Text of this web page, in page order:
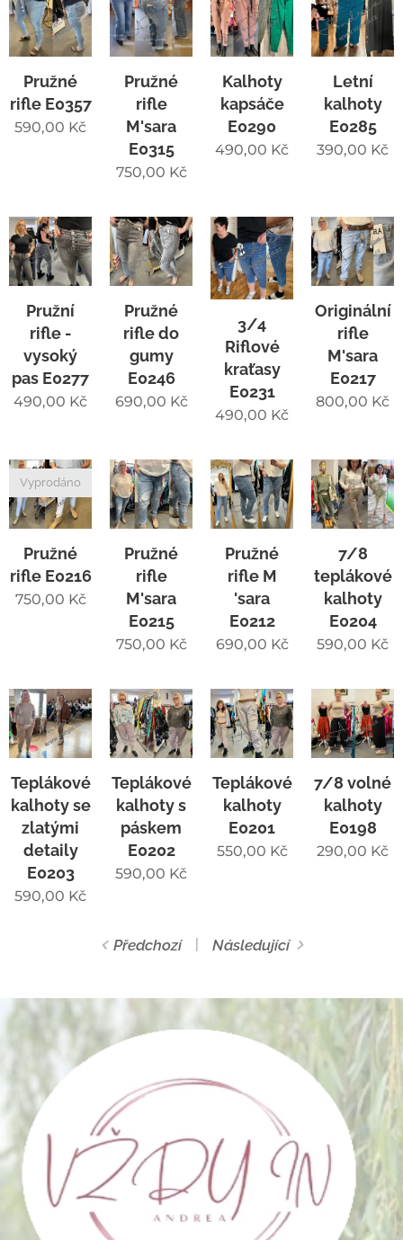
Pružné
rifle E0357
590,00 Kč
Pružné
rifle
M'sara
E0315
750,00 Kč
Kalhoty
kapsáče
E0290
490,00 Kč
Letní
kalhoty
E0285
390,00 Kč
Pružní
rifle -
vysoký
pas E0277
490,00 Kč
Pružné
rifle do
gumy
E0246
690,00 Kč
3/4
Riflové
kraťasy
E0231
490,00 Kč
Originální
rifle
M'sara
E0217
800,00 Kč
Pružné
rifle E0216
Vyprodáno
750,00 Kč
Pružné
rifle
M'sara
E0215
750,00 Kč
Pružné
rifle M
'sara
E0212
690,00 Kč
7/8
teplákové
kalhoty
E0204
590,00 Kč
Teplákové
kalhoty se
zlatými
detaily
E0203
590,00 Kč
Teplákové
kalhoty s
páskem
E0202
590,00 Kč
Teplákové
kalhoty
E0201
550,00 Kč
7/8 volné
kalhoty
E0198
290,00 Kč
Předchozí Následující